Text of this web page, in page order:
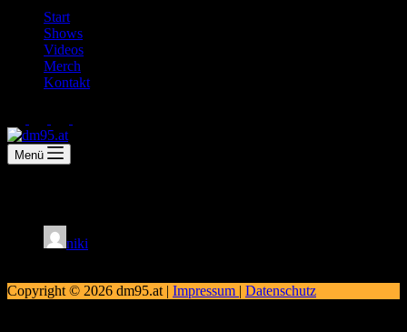
Start
Shows
Videos
Merch
Kontakt
Menü
niki
Copyright © 2026 dm95.at | Impressum | Datenschutz